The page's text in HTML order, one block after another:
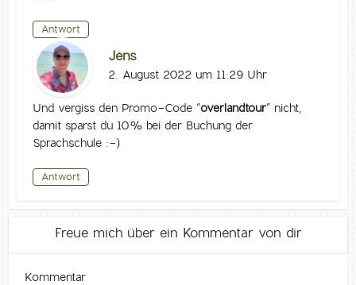
Antwort
Jens
2. August 2022 um 11:29 Uhr
Und vergiss den Promo-Code “overlandtour” nicht,
damit sparst du 10% bei der Buchung der
Sprachschule :-)
Antwort
Freue mich über ein Kommentar von dir
Kommentar